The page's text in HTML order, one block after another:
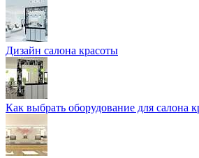
Дизайн салона красоты
Как выбрать оборудование для салона